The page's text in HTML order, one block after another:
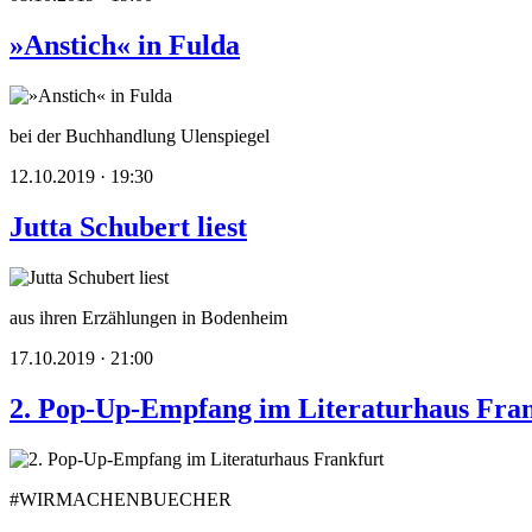
»Anstich« in Fulda
bei der Buchhandlung Ulenspiegel
12.10.2019 · 19:30
Jutta Schubert liest
aus ihren Erzählungen in Bodenheim
17.10.2019 · 21:00
2. Pop-Up-Empfang im Literaturhaus
#WIRMACHENBUECHER